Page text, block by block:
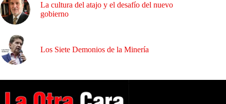
La cultura del atajo y el desafío del nuevo
gobierno
Los Siete Demonios de la Minería